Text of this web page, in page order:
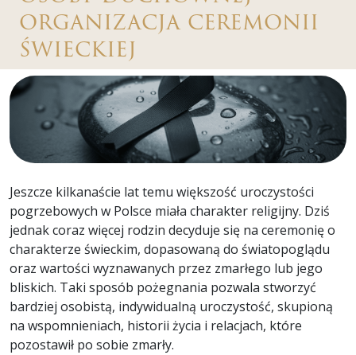
organizacja ceremonii
świeckiej
Jeszcze kilkanaście lat temu większość uroczystości
pogrzebowych w Polsce miała charakter religijny. Dziś
jednak coraz więcej rodzin decyduje się na ceremonię o
charakterze świeckim, dopasowaną do światopoglądu
oraz wartości wyznawanych przez zmarłego lub jego
bliskich. Taki sposób pożegnania pozwala stworzyć
bardziej osobistą, indywidualną uroczystość, skupioną
na wspomnieniach, historii życia i relacjach, które
pozostawił po sobie zmarły.